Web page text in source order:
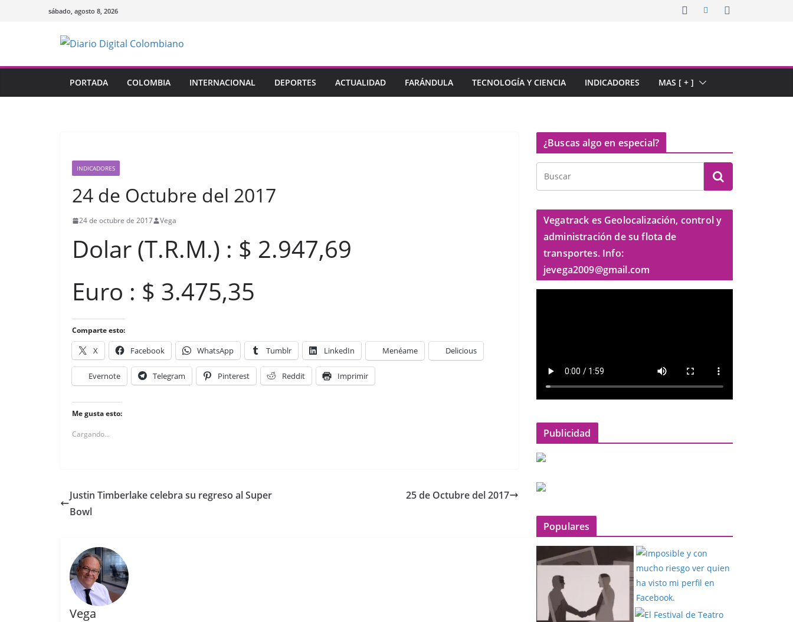
sábado, agosto 8, 2026
PORTADA COLOMBIA INTERNACIONAL DEPORTES ACTUALIDAD FARÁNDULA TECNOLOGÍA Y CIENCIA INDICADORES MAS [ + ]
INDICADORES
24 de Octubre del 2017
24 de octubre de 2017 Vega
Dolar (T.R.M.) : $ 2.947,69
Euro : $ 3.475,35
Comparte esto:
X Facebook WhatsApp Tumblr LinkedIn Menéame Delicious
Evernote Telegram Pinterest Reddit Imprimir
Me gusta esto:
Cargando...
Justin Timberlake celebra su regreso al Super
Bowl
25 de Octubre del 2017
Vega
¿Buscas algo en especial?
Vegatrack es Geolocalización, control y
administración de su flota de
transportes. Info:
jevega2009@gmail.com
Publicidad
Populares